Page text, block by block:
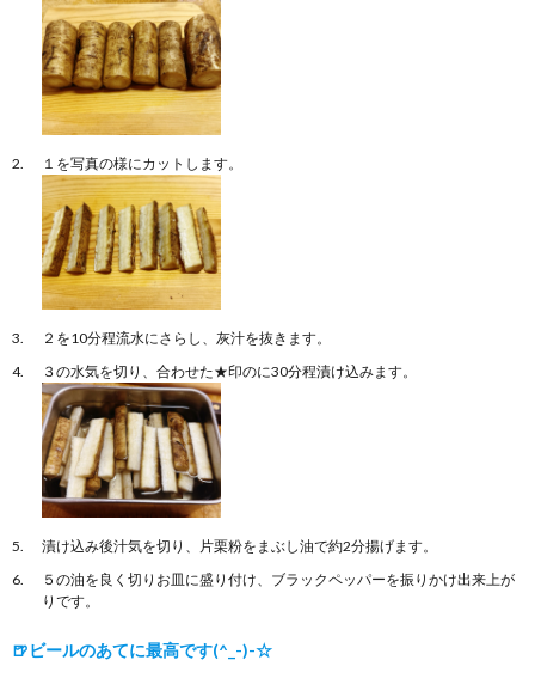
１を写真の様にカットします。
２を10分程流水にさらし、灰汁を抜きます。
３の水気を切り、合わせた★印のに30分程漬け込みます。
漬け込み後汁気を切り、片栗粉をまぶし油で約2分揚げます。
５の油を良く切りお皿に盛り付け、ブラックペッパーを振りかけ出来上が
りです。
🍺ビールのあてに最高です(^_-)-☆